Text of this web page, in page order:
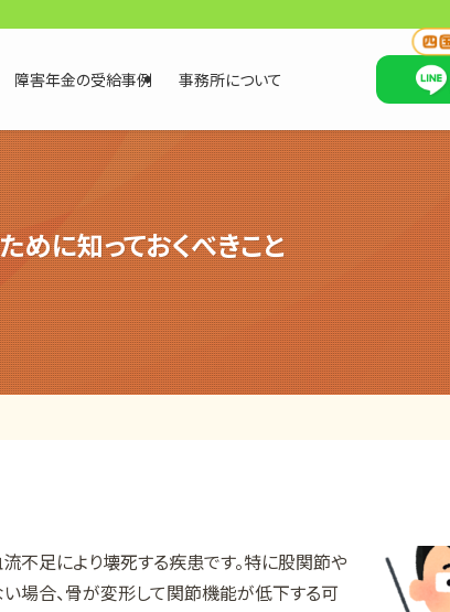
相談センター
障害年金の受給事例 事務所について
に知っておくべきこと
流不足により壊死する疾患です。特に股関節や
場合、骨が変形して関節機能が低下する可